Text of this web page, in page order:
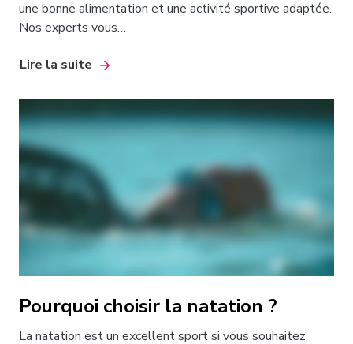
une bonne alimentation et une activité sportive adaptée.
Nos experts vous…
Lire la suite
Pourquoi choisir la natation ?
La natation est un excellent sport si vous souhaitez